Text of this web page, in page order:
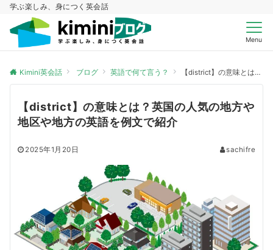
学ぶ楽しみ、身につく英会話
Menu
Kimini英会話 ブログ 英語で何て言う？ 【district】の意味とは？英国の人気の地方や地区や地方の英語を例文で紹介
【district】の意味とは？英国の人気の地方や
地区や地方の英語を例文で紹介
2025年1月20日 sachifre